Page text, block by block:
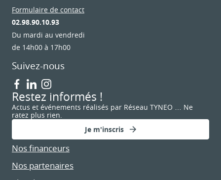
Formulaire de contact
02.98.90.10.93
Du mardi au vendredi
de 14h00 à 17h00
Suivez-nous
Restez informés !
Actus et événements réalisés par Réseau TYNEO … Ne
ratez plus rien.
Je m'inscris
Nos financeurs
Nos partenaires